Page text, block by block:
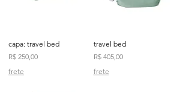
capa: travel bed
Preço
R$ 250,00
frete
travel bed
Preço
R$ 405,00
frete